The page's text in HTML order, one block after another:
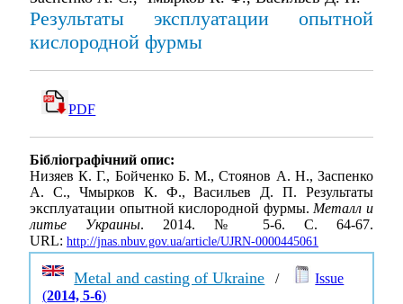
Результаты эксплуатации опытной
кислородной фурмы
PDF
Бібліографічний опис:
Низяев К. Г., Бойченко Б. М., Стоянов А. Н., Заспенко
А. С., Чмырков К. Ф., Васильев Д. П. Результаты
эксплуатации опытной кислородной фурмы.Металл и
литье Украины. 2014. № 5-6. С. 64-67.
URL: http://jnas.nbuv.gov.ua/article/UJRN-0000445061
Metal and casting of Ukraine /
Issue
(2014, 5-6)